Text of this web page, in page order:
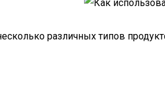
различных типов